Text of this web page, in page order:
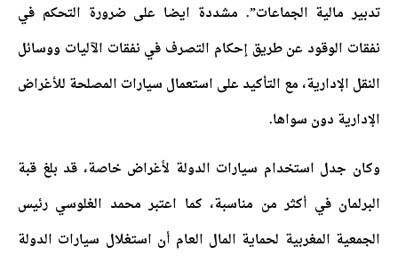
تدبير مالية الجماعات”. مشددة ايضا على ضرورة التحكم في
نفقات الوقود عن طريق إحكام التصرف في نفقات الآليات ووسائل
النقل الإدارية، مع التأكيد على استعمال سيارات المصلحة للأغراض
الإدارية دون سواها.
وكان جدل استخدام سيارات الدولة لأغراض خاصة، قد بلغ قبة
البرلمان في أكثر من مناسبة، كما اعتبر محمد الغلوسي رئيس
الجمعية المغربية لحماية المال العام أن استغلال سيارات الدولة